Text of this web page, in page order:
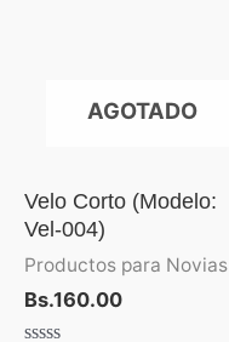
AGOTADO
Velo Corto (Modelo:
Vel-004)
Productos para Novias
Bs.160.00